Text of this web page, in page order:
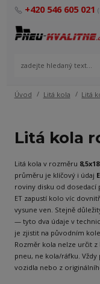
+420 546 605 021
Úvod Litá kola Litá
Litá kola
Litá kola v rozměru 8,5x18
průměru je klíčový i údaj
roviny disku od dosedací
ET zapustí kolo víc
vysune ven. Stejně
— tyto dva údaje v
je zjistit na původním
Rozměr kola nelze určit
pneu, ne kola/ráfku.
vozidla nebo z